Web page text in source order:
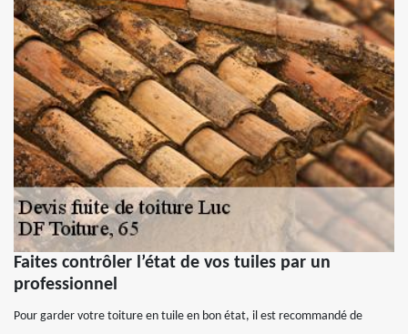
Faites contrôler l’état de vos tuiles par un
professionnel
Pour garder votre toiture en tuile en bon état, il est recommandé de